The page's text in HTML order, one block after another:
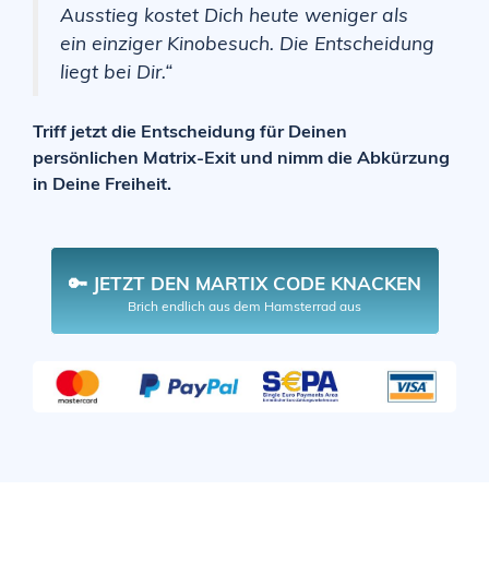
Ausstieg kostet Dich heute weniger als
ein einziger Kinobesuch. Die Entscheidung
liegt bei Dir.“
Triff jetzt die Entscheidung für Deinen
persönlichen Matrix-Exit und nimm die Abkürzung
in Deine Freiheit.
🔑 JETZT DEN MARTIX CODE KNACKEN
Brich endlich aus dem Hamsterrad aus